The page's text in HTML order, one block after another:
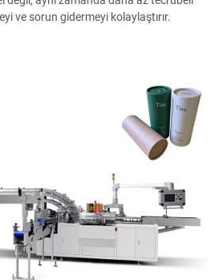
ve sorun gidermeyi kolaylaştırır.